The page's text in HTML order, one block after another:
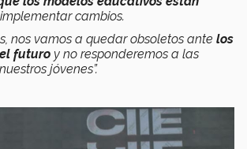
cambios.
nos vamos a quedar obsoletos ante los
futuro y no responderemos a las
jóvenes”.